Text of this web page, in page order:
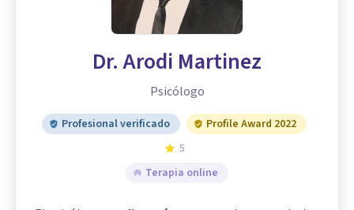
Dr. Arodi Martinez
Psicólogo
Profesional verificado
Profile Award 2022
5
Terapia online